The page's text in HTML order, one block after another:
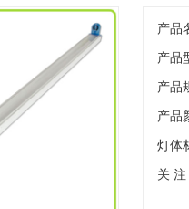
产品
产品
产品
产品
灯体
关